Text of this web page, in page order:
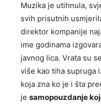
Muzika je utihnula,
svih prisutnih
direktor kompanije
ime godinama
javnog lica. Vrata su
više kao tiha supruga
koja zna ko je i šta
je samopouzdanje